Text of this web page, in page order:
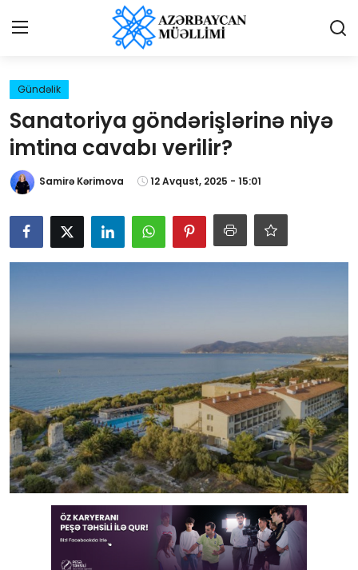
Giriş
Qəzetə elan ver
Reklam və elan
Gündəlik
Rəsmi
Təhsil
Müsahibə
Elm və innovasiya
Gündəlik
Sanatoriya göndərişlərinə niyə
imtina cavabı verilir?
Samirə Kərimova 12 Avqust, 2025 - 15:01